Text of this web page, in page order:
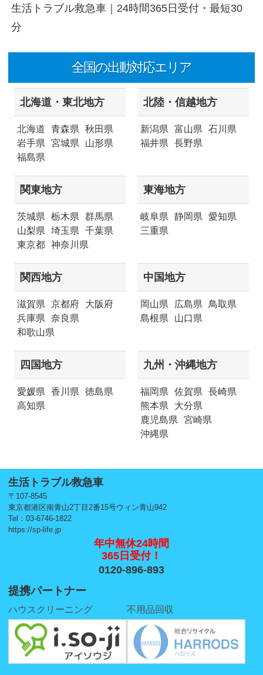
生活トラブル救急車｜24時間365日受付・最短30
分
全国の出動対応エリア
北海道・東北地方
北海道 青森県
秋田県
岩手県
宮城県
山形県
福島県
北陸・信越地方
新潟県 富山県
石川県
福井県
長野県
関東地方
茨城県 栃木県
群馬県
山梨県
埼玉県
千葉県
東京都
神奈川県
東海地方
岐阜県 静岡県
愛知県
三重県
関西地方
滋賀県 京都府
大阪府
兵庫県
奈良県
和歌山県
中国地方
岡山県 広島県
鳥取県
島根県
山口県
四国地方
愛媛県 香川県
徳島県
高知県
九州・沖縄地方
福岡県 佐賀県
長崎県
熊本県
大分県
鹿児島県
宮崎県
沖縄県
生活トラブル救急車
〒107-8545
東京都港区南青山2丁目2番15号ウィン青山942
Tel：03-6746-1822
https://sp-life.jp
年中無休24時間
365日受付！
0120-896-893
提携パートナー
ハウスクリーニング 不用品回収